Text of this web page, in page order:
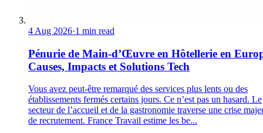
4 Aug 2026·1 min read
Pénurie de Main-d’Œuvre en Hôtellerie en
Causes, Impacts et Solutions Tech
Vous avez peut-être remarqué des services plus lents ou des
établissements fermés certains jours. Ce n’est pas un hasard. Le
secteur de l’accueil et de la gastronomie traverse une crise
de recrutement. France Travail estime les be...